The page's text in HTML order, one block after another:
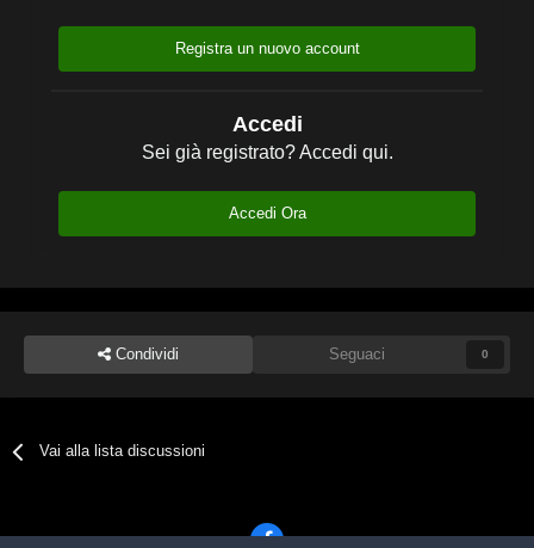
Registra un nuovo account
Accedi
Sei già registrato? Accedi qui.
Accedi Ora
Condividi Seguaci 0
Vai alla lista discussioni